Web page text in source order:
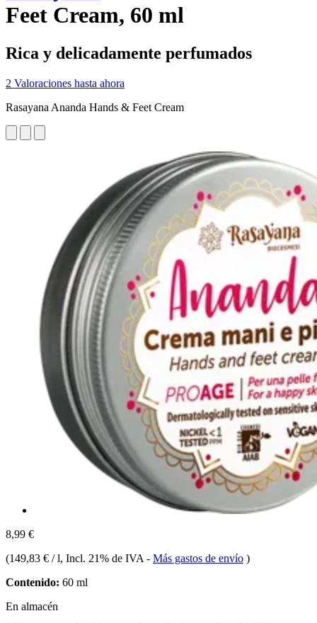
Feet Cream, 60 ml
Rica y delicadamente perfumados
2 Valoraciones hasta ahora
Rasayana Ananda Hands & Feet Cream
8,99 €
(149,83 € / l, Incl. 21% de IVA - Más gastos de envío )
Contenido: 60 ml
En almacén